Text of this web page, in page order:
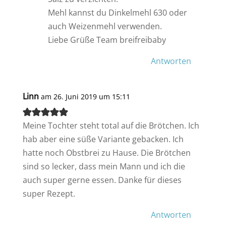
Mehl kannst du Dinkelmehl 630 oder
auch Weizenmehl verwenden.
Liebe Grüße Team breifreibaby
Antworten
Linn am 26. Juni 2019 um 15:11
Meine Tochter steht total auf die Brötchen. Ich
hab aber eine süße Variante gebacken. Ich
hatte noch Obstbrei zu Hause. Die Brötchen
sind so lecker, dass mein Mann und ich die
auch super gerne essen. Danke für dieses
super Rezept.
Antworten